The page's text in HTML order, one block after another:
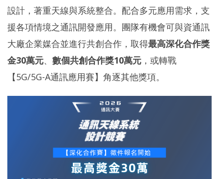
設計，著重天線與系統整合。配合多元應用需求，支
援各項情境之通訊開發應用。團隊有機會可與資通訊
大廠企業媒合並進行共創合作，取得最高深化合作獎
金30萬元、 數個共創合作獎10萬元 ，或轉戰
【5G/5G-A通訊應用賽】角逐其他獎項。